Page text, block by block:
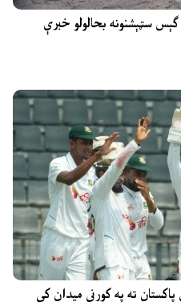
سټېشنونه بحالولو خبرې
ته په کورني میدان کې